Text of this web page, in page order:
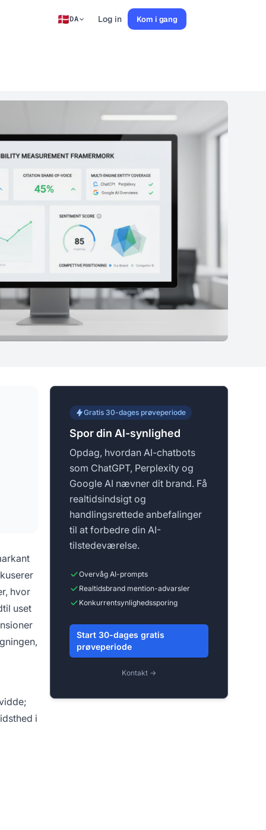
DA Log in Kom i gang
hvor
uset
i
Gratis 30-dages prøveperiode
Spor din AI-synlighed
Opdag, hvordan AI-chatbots
som ChatGPT, Perplexity og
Google AI nævner dit brand. Få
realtidsindsigt og
handlingsrettede anbefalinger
til at forbedre din AI-
tilstedeværelse.
Overvåg AI-prompts
Realtidsbrand mention-advarsler
Konkurrentsynlighedssporing
Start 30-dages gratis
prøveperiode
Kontakt →